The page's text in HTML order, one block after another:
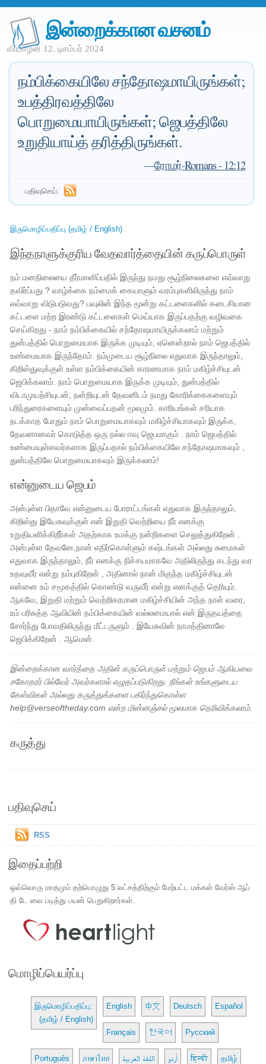
இன்றைக்கான வசனம்
வியாழன் 12. டிசம்பர் 2024
நம்பிக்கையிலே சந்தோஷமாயிருங்கள்;
உபத்திரவத்திலே
பொறுமையாயிருங்கள்; ஜெபத்திலே
உறுதியாய்த் தரித்திருங்கள்.
—ரோமர்-Romans - 12:12
பதிவுசெய்:
இருமொழிப்பதிப்பு (தமிழ் / English)
இந்தநாளுக்குரிய வேதவார்த்தையின் கருப்பொருள்
நம் மனநிலையை தீர்மானிப்பதில் இருந்து நமது சூழ்நிலைகளை எவ்வாறு
தவிர்ப்பது ? வாழ்க்கை நம்மைக் கையாளும் வரம்புகளிலிருந்து நாம்
எவ்வாறு விடுபடுவது? பவுலின் இந்த மூன்று கட்டளைகளில் கடைசியான
கட்டளை மற்ற இரண்டு கட்டளைகள் மெய்யாக இருப்பதற்கு வழிவகை
செய்கிறது - நாம் நம்பிக்கையில் சந்தோஷமாயிருக்கலாம் மற்றும்
துன்பத்தில் பொறுமையாக இருக்க முடியும், ஏனென்றால் நாம் ஜெபத்தில்
உண்மையாக இருந்தோம். நம்முடைய சூழ்நிலை எதுவாக இருந்தாலும்,
கிறிஸ்துவுக்குள் உள்ள நம்பிக்கையின் காரணமாக நாம் மகிழ்ச்சியுடன்
ஜெபிக்கலாம். நாம் பொறுமையாக இருக்க முடியும், துன்பத்தில்
விடாமுயற்சியுடன், நன்றியுடன் தேவனிடம் நமது கோரிக்கைகளையும்
பரிந்துரைகளையும் முன்வைப்பதன் மூலமும். காரியங்கள் சரியாக
நடக்காத போதும் நாம் பொறுமையாகவும் மகிழ்ச்சியாகவும் இருக்க,
தேவனானவர் கொடுத்த ஒரு நல்ல ஈவு ஜெபமாகும் . நாம் ஜெபத்தில்
உண்மையுள்ளவர்களாக இருப்பதால் நம்பிக்கையிலே சந்தோஷமாகவும் ,
துன்பத்திலே பொறுமையாகவும் இருக்கலாம்!
என்னுடைய ஜெபம்
அன்புள்ள பிதாவே என்னுடைய போராட்டங்கள் எதுவாக இருந்தாலும்,
கிறிஸ்து இயேசுவுக்குள் என் இறுதி வெற்றியை நீர் எனக்கு
உறுதியளிக்கிறீர்கள் அதற்காக உமக்கு நன்றிகளை செலுத்துகிறேன் .
அன்புள்ள தேவனே,நான் எதிர்கொள்ளும் கஷ்டங்கள் அல்லது சுமைகள்
எதுவாக இருந்தாலும், நீர் எனக்கு நிச்சயமாகவே அதிலிருந்து கடந்து வர
உதவுவீர் என்று நம்புகிறேன் , அதினால் நான் மிகுந்த மகிழ்ச்சியுடன்
என்னை உம் சமூகத்தில் கொண்டு வருவீர் என்று எனக்குத் தெரியும்.
ஆகவே, இறுதி மற்றும் வெற்றிகரமான மகிழ்ச்சியின் அந்த நாள் வரை,
உம் பரிசுத்த ஆவியின் நம்பிக்கையின் வல்லமையால் என் இருதயத்தை
சோர்ந்து போவதிலிருந்து மீட்டருளும் . இயேசுவின் நாமத்தினாலே
ஜெபிக்கிறேன் . ஆமென்.
இன்றைக்கான வார்த்தை அதின் கருப்பொருள் மற்றும் ஜெபம் ஆகியவை
சகோதரர் பில்வேர் அவர்களால் எழுதப்படுகிறது. நீங்கள் உங்களுடைய
கேள்விகள் அல்லது கருத்துக்களை பகிர்ந்துகொள்ள
help@verseoftheday.com என்ற மின்னஞ்சல் மூலமாக தெரிவிக்கலாம்.
கருத்து
பதிவுசெய்
RSS
இதைப்பற்றி
ஒவ்வொரு மாதமும் தற்பொழுது 5 லட்சத்திற்கும் மேற்பட்ட மக்கள் வேர்ஸ் ஆப்
தி டே வை படித்து பயன் பெறுகிறார்கள்.
மொழிப்பெயர்ப்பு
இருமொழிப்பதிப்பு:
(தமிழ் / English)
English 中文 Deutsch Español
Français 한국어 Русский
Português ภาษาไทย اللغة العربية اُردو हिन्दी தமிழ்